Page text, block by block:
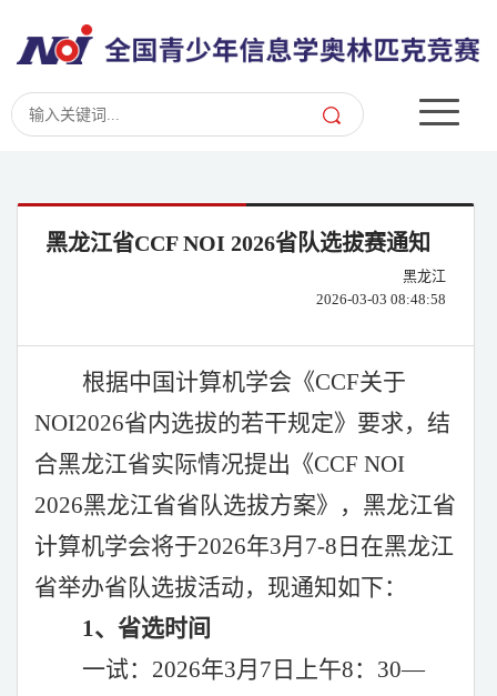
黑龙江省CCF NOI 2026省队选拔赛通知
黑龙江
2026-03-03 08:48:58
根据中国计算机学会《CCF关于
NOI2026省内选拔的若干规定》要求，结
合黑龙江省实际情况提出《CCF NOI
2026黑龙江省省队选拔方案》，黑龙江省
计算机学会将于2026年3月 7-8日在黑龙江
省举办省队选拔活动，现通知如下：
1、省选时间
一试： 2026年3月7日上午8：30—